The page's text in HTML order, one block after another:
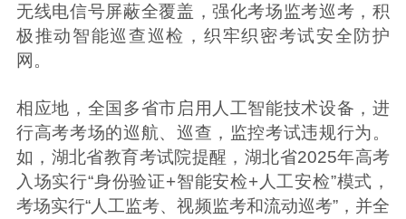
无线电信号屏蔽全覆盖，强化考场监考巡考，积
极推动智能巡查巡检，织牢织密考试安全防护
网。
相应地，全国多省市启用人工智能技术设备，进
行高考考场的巡航、巡查，监控考试违规行为。
如，湖北省教育考试院提醒，湖北省2025年高考
入场实行“身份验证+智能安检+人工安检”模式，
考场实行“人工监考、视频监考和流动巡考”，并全